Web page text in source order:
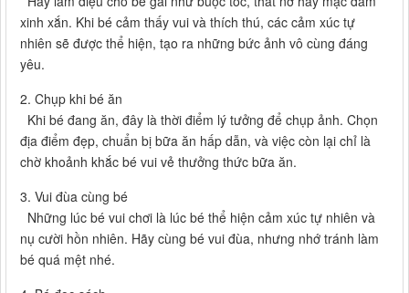
xinh xắn. Khi bé cảm thấy vui và thích thú, các cảm xúc tự
nhiên sẽ được thể hiện, tạo ra những bức ảnh vô cùng đáng
yêu.
2. Chụp khi bé ăn
Khi bé đang ăn, đây là thời điểm lý tưởng để chụp ảnh. Chọn
địa điểm đẹp, chuẩn bị bữa ăn hấp dẫn, và việc còn lại chỉ là
chờ khoảnh khắc bé vui vẻ thưởng thức bữa ăn.
3. Vui đùa cùng bé
Những lúc bé vui chơi là lúc bé thể hiện cảm xúc tự nhiên và
nụ cười hồn nhiên. Hãy cùng bé vui đùa, nhưng nhớ tránh làm
bé quá mệt nhé.